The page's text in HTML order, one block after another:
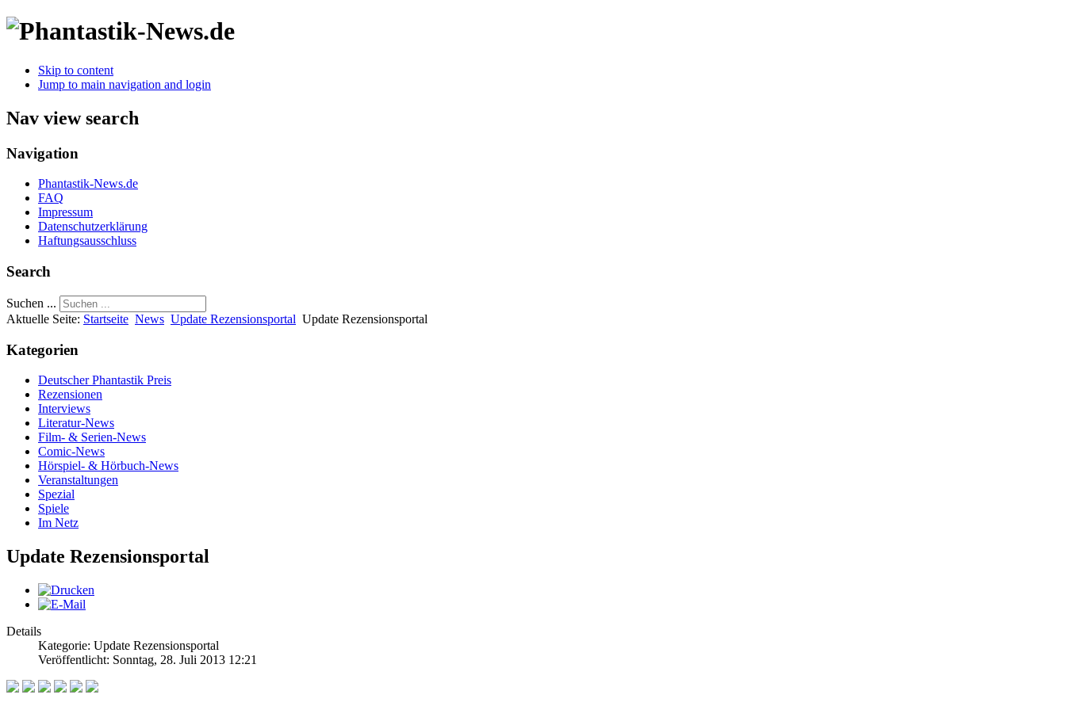
Skip to content
Jump to main navigation and login
Nav view search
Navigation
Phantastik-News.de
FAQ
Impressum
Datenschutzerklärung
Haftungsausschluss
Search
Suchen ...
Aktuelle Seite: Startseite News Update Rezensionsportal Update Rezensionsportal
Kategorien
Deutscher Phantastik Preis
Rezensionen
Interviews
Literatur-News
Film- & Serien-News
Comic-News
Hörspiel- & Hörbuch-News
Veranstaltungen
Spezial
Spiele
Im Netz
Update Rezensionsportal
Details
Kategorie: Update Rezensionsportal
Veröffentlicht: Sonntag, 28. Juli 2013 12:21